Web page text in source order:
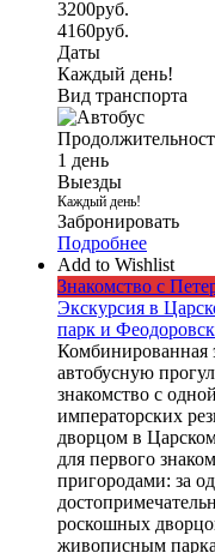
3200руб.
4160руб.
Даты
Каждый день!
Вид транспорта
1 день
Выезды
Каждый день!
Забронировать
Подробнее
Add to Wishlist
Знакомство с
Экскурсия в
парк и
Комбинированная
автобусную
знакомство с
императорских
дворцом в
для первого
пригородами: за
роскошных
живописным